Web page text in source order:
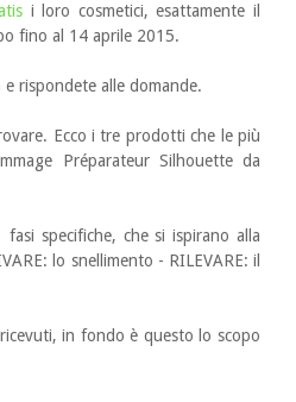
i loro cosmetici, esattamente il
fino al 14 aprile 2015.
rispondete alle domande.
Ecco i tre prodotti che le più
Préparateur Silhouette da
specifiche, che si ispirano alla
lo snellimento - RILEVARE: il
in fondo è questo lo scopo